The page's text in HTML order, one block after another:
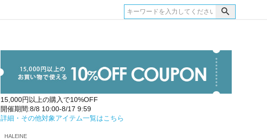
15,000円以上の購入で10%OFF
開催期間:8/8 10:00-8/17 9:59
詳細・その他対象アイテム一覧はこちら
HALEINE